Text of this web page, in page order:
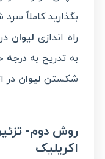
بگذارید کاملاً سرد
راه اندازیلیوان
به تدریج به درجه
شکستن لیوان در
روش دوم-
اکریلیک